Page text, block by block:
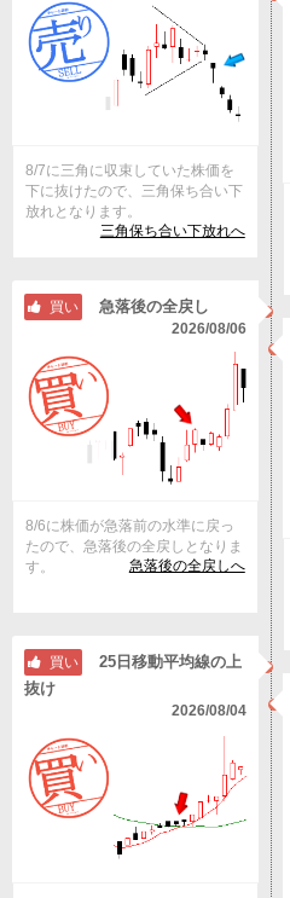
8/7に三角に収束していた株価を
下に抜けたので、三角保ち合い下
放れとなります。
三角保ち合い下放れへ
買い 急落後の全戻し
2026/08/06
8/6に株価が急落前の水準に戻っ
たので、急落後の全戻しとなりま
す。
急落後の全戻しへ
買い
25日移動平均線の上
抜け
2026/08/04